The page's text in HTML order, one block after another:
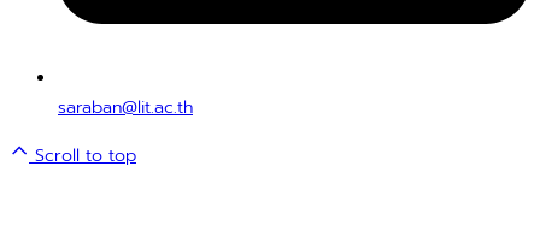
saraban@lit.ac.th
Scroll to top